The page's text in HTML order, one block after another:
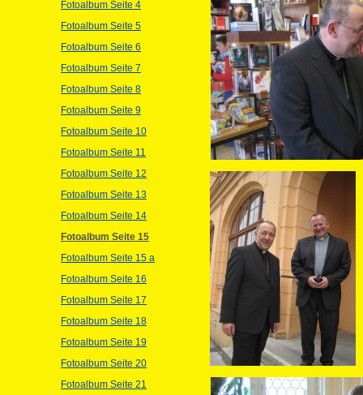
Fotoalbum Seite 4
Fotoalbum Seite 5
Fotoalbum Seite 6
Fotoalbum Seite 7
Fotoalbum Seite 8
Fotoalbum Seite 9
Fotoalbum Seite 10
Fotoalbum Seite 11
Fotoalbum Seite 12
Fotoalbum Seite 13
Fotoalbum Seite 14
Fotoalbum Seite 15
Fotoalbum Seite 15 a
Fotoalbum Seite 16
Fotoalbum Seite 17
Fotoalbum Seite 18
Fotoalbum Seite 19
Fotoalbum Seite 20
Fotoalbum Seite 21